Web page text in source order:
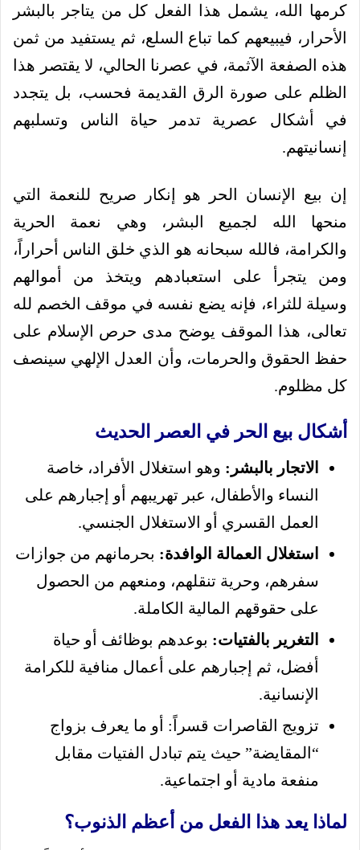
كرمها الله، يشمل هذا الفعل كل من يتاجر بالبشر
الأحرار، فيبيعهم كما تباع السلع، ثم يستفيد من ثمن
هذه الصفعة الآثمة، في عصرنا الحالي، لا يقتصر هذا
الظلم على صورة الرق القديمة فحسب، بل يتجدد
في أشكال عصرية تدمر حياة الناس وتسلبهم
إنسانيتهم.
إن بيع الإنسان الحر هو إنكار صريح للنعمة التي
منحها الله لجميع البشر، وهي نعمة الحرية
والكرامة، فالله سبحانه هو الذي خلق الناس أحراراً،
ومن يتجرأ على استعبادهم ويتخذ من أموالهم
وسيلة للثراء، فإنه يضع نفسه في موقف الخصم لله
تعالى، هذا الموقف يوضح مدى حرص الإسلام على
حفظ الحقوق والحرمات، وأن العدل الإلهي سينصف
كل مظلوم.
أشكال بيع الحر في العصر الحديث
الاتجار بالبشر: وهو استغلال الأفراد، خاصة
النساء والأطفال، عبر تهريبهم أو إجبارهم على
العمل القسري أو الاستغلال الجنسي.
استغلال العمالة الوافدة: بحرمانهم من جوازات
سفرهم، وحرية تنقلهم، ومنعهم من الحصول
على حقوقهم المالية الكاملة.
التغرير بالفتيات: بوعدهم بوظائف أو حياة
أفضل، ثم إجبارهم على أعمال منافية للكرامة
الإنسانية.
تزويج القاصرات قسراً: أو ما يعرف بزواج
“المقايضة” حيث يتم تبادل الفتيات مقابل
منفعة مادية أو اجتماعية.
لماذا يعد هذا الفعل من أعظم الذنوب؟